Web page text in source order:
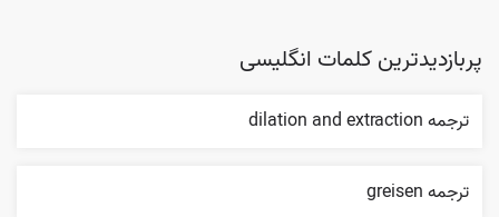
پربازدیدترین کلمات انگلیسی
ترجمه dilation and extraction
ترجمه greisen